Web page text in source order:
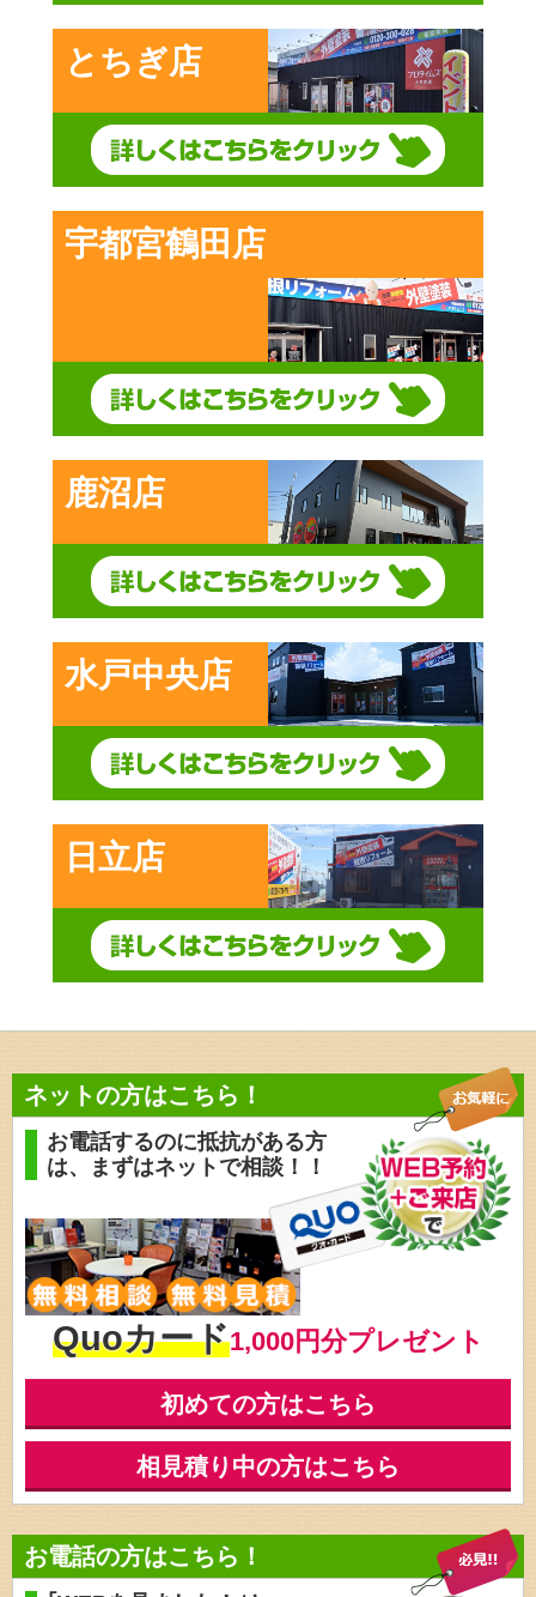
とちぎ店
宇都宮鶴田店
鹿沼店
水戸中央店
日立店
ネットの方はこちら！
お電話するのに抵抗がある方
は、
まずはネットで相談！！
Quoカード1,000円分プレゼント
初めての方はこちら
相見積り中の方はこちら
お電話の方はこちら！